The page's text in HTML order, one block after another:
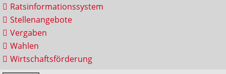
Ratsinformationssystem
Stellenangebote
Vergaben
Wahlen
Wirtschaftsförderung